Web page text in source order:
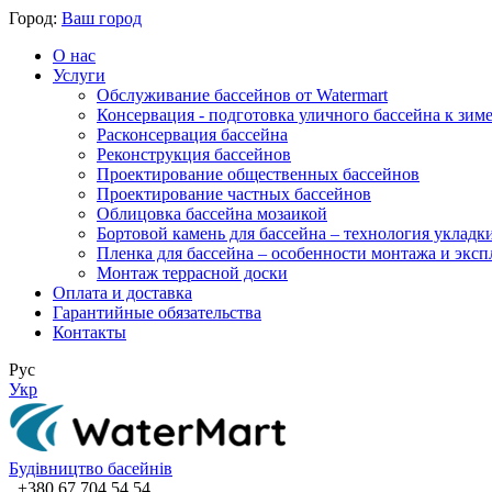
Город: Ваш город
О нас
Услуги
Обслуживание бассейнов от Watermart
Консервация - подготовка уличного бассейна к зиме
Расконсервация бассейна
Реконструкция бассейнов
Проектирование общественных бассейнов
Проектирование частных бассейнов
​Облицовка бассейна мозаикой
Бортовой камень для бассейна – технология
Пленка для бассейна – особенности монтажа и
Монтаж террасной доски
Оплата и доставка
Гарантийные обязательства
Контакты
Рус
Укр
Будівництво басейнів
+380 67 704 54 54